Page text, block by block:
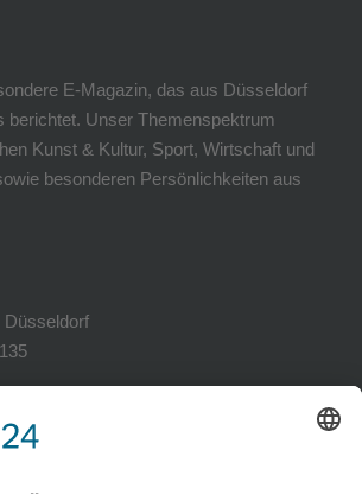
E-Magazin, das aus Düsseldorf
berichtet. Unser Themenspektrum
Kunst & Kultur, Sport, Wirtschaft und
besonderen Persönlichkeiten aus
Düsseldorf